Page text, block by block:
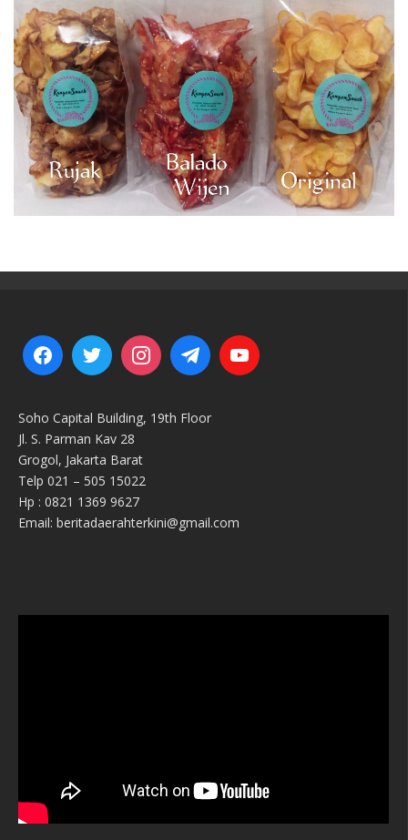
Soho Capital Building, 19th Floor
Jl. S. Parman Kav 28
Grogol, Jakarta Barat
Telp 021 – 505 15022
Hp : 0821 1369 9627
Email: beritadaerahterkini@gmail.com